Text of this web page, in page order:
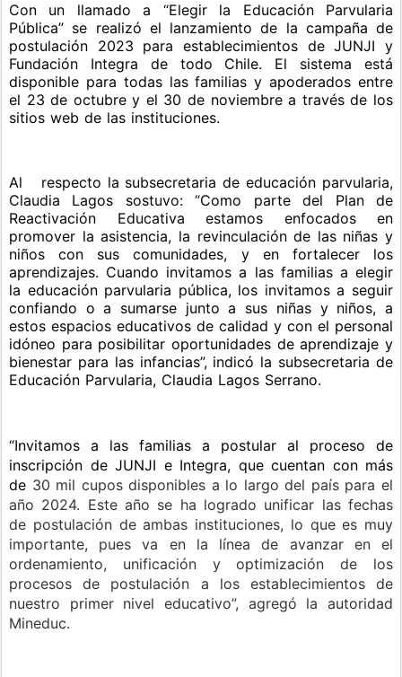
Con un llamado a “Elegir la Educación Parvularia
Pública” se realizó el lanzamiento de la campaña de
postulación 2023 para establecimientos de JUNJI y
Fundación Integra de todo Chile. El sistema está
disponible para todas las familias y apoderados entre
el 23 de octubre y el 30 de noviembre a través de los
sitios web de las instituciones.
Al respecto la subsecretaria de educación parvularia,
Claudia Lagos sostuvo: “Como parte del Plan de
Reactivación Educativa estamos enfocados en
promover la asistencia, la revinculación de las niñas y
niños con sus comunidades, y en fortalecer los
aprendizajes. Cuando invitamos a las familias a elegir
la educación parvularia pública, los invitamos a seguir
confiando o a sumarse junto a sus niñas y niños, a
estos espacios educativos de calidad y con el personal
idóneo para posibilitar oportunidades de aprendizaje y
bienestar para las infancias”, indicó la subsecretaria de
Educación Parvularia, Claudia Lagos Serrano.
“Invitamos a las familias a postular al proceso de
inscripción de JUNJI e Integra, que cuentan con más
de 30 mil cupos disponibles a lo largo del país para el
año 2024. Este año se ha logrado unificar las fechas
de postulación de ambas instituciones, lo que es muy
importante, pues va en la línea de avanzar en el
ordenamiento, unificación y optimización de los
procesos de postulación a los establecimientos de
nuestro primer nivel educativo”, agregó la autoridad
Mineduc.